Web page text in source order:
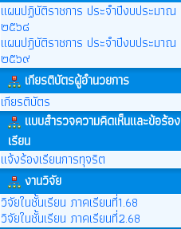
แผนปฏิบัติราชการ ประจำปีงบประมาณ
๒๕๖๘
แผนปฎิบัติราชการ ประจำปีงบประมาณ
๒๕๖๙
เกียรติบัตรผู้อำนวยการ
เกียรติบัตร
แบบสำรวจความคิดเห็นและข้อร้อง
เรียน
แจ้งร้องเรียนการทุจริต
งานวิจัย
วิจัยในชั้นเรียน ภาคเรียนที่1.68
วิจัยในชั้นเรียน ภาคเรียนที่2.68